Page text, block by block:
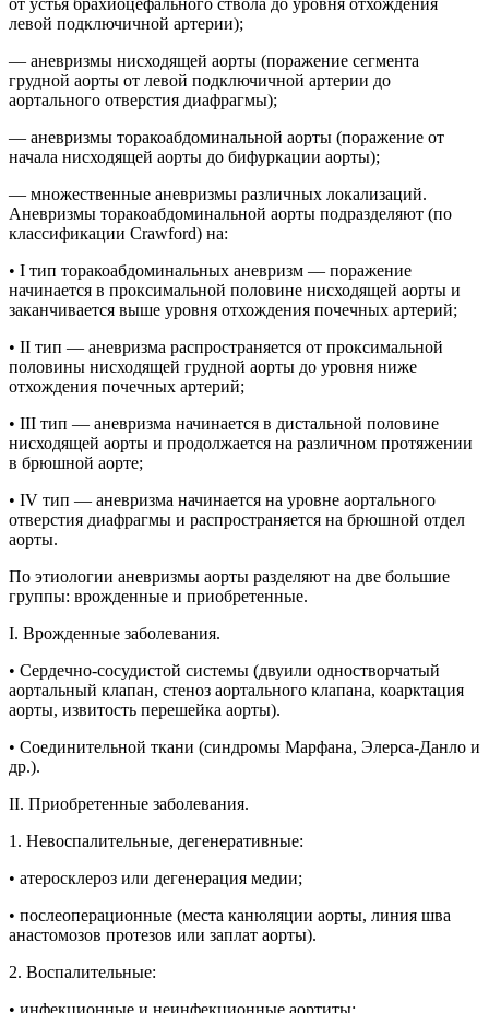
левой подключичной артерии);
— аневризмы нисходящей аорты (поражение сегмента
грудной аорты от левой подключичной артерии до
аортального отверстия диафрагмы);
— аневризмы торакоабдоминальной аорты (поражение от
начала нисходящей аорты до бифуркации аорты);
— множественные аневризмы различных локализаций.
Аневризмы торакоабдоминальной аорты подразделяют (по
классификации Crawford) на:
• I тип торакоабдоминальных аневризм — поражение
начинается в проксимальной половине нисходящей аорты и
заканчивается выше уровня отхождения почечных артерий;
• II тип — аневризма распространяется от проксимальной
половины нисходящей грудной аорты до уровня ниже
отхождения почечных артерий;
• III тип — аневризма начинается в дистальной половине
нисходящей аорты и продолжается на различном протяжении
в брюшной аорте;
• IV тип — аневризма начинается на уровне аортального
отверстия диафрагмы и распространяется на брюшной отдел
аорты.
По этиологии аневризмы аорты разделяют на две большие
группы: врожденные и приобретенные.
I. Врожденные заболевания.
• Сердечно-сосудистой системы (двуили одностворчатый
аортальный клапан, стеноз аортального клапана, коарктация
аорты, извитость перешейка аорты).
• Соединительной ткани (синдромы Марфана, Элерса-Данло и
др.).
II. Приобретенные заболевания.
1. Невоспалительные, дегенеративные:
• атеросклероз или дегенерация медии;
• послеоперационные (места канюляции аорты, линия шва
анастомозов протезов или заплат аорты).
2. Воспалительные:
• инфекционные и неинфекционные аортиты;